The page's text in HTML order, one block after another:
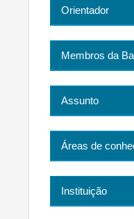
Orientador
Membros da
Assunto
Áreas de
Instituição